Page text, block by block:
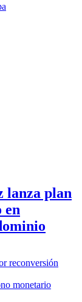
lanza plan
en
reconversión
monetario